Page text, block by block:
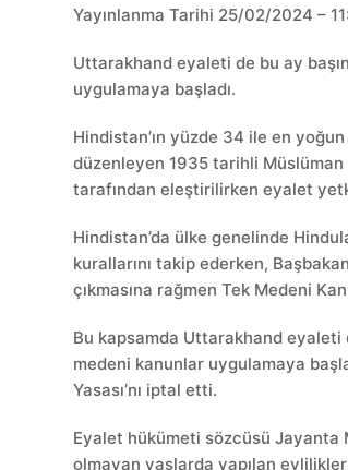
Yayınlanma Tarihi 25/02/2024 –
Uttarakhand eyaleti de bu ay
uygulamaya başladı.
Hindistan’ın yüzde 34 ile en
düzenleyen 1935 tarihli Müslüman
tarafından eleştirilirken eyalet
Hindistan’da ülke genelinde
kurallarını takip ederken,
çıkmasına rağmen Tek Medeni
Bu kapsamda Uttarakhand eyaleti
medeni kanunlar uygulamaya
Yasası’nı iptal etti.
Eyalet hükümeti sözcüsü Jayanta
olmayan yaşlarda yapılan